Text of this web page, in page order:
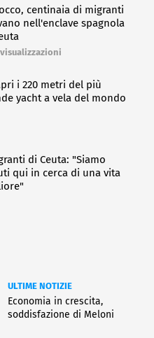
centinaia di migranti
nell'enclave spagnola
i 220 metri del più
yacht a vela del mondo
di Ceuta: "Siamo
qui in cerca di una vita
ULTIME NOTIZIE
Economia in crescita,
soddisfazione di Meloni